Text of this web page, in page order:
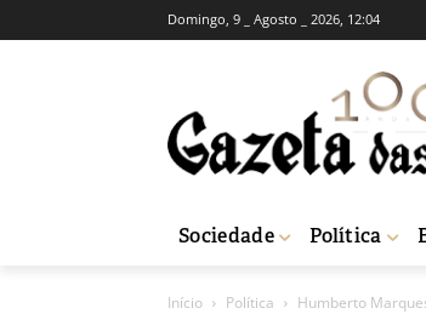
Domingo, 9 _ Agosto _ 2026, 12:04
Sociedade Política
Início Política Humberto